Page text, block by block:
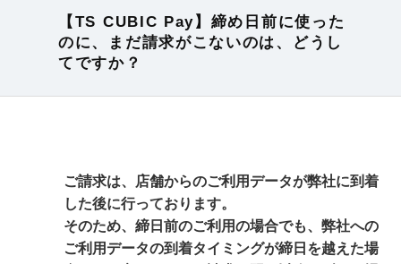
【TS CUBIC Pay】締め日前に使った
のに、まだ請求がこないのは、どうし
てですか？
ご請求は、店舗からのご利用データが弊社に到着
した後に行っております。
そのため、締日前のご利用の場合でも、弊社への
ご利用データの到着タイミングが締日を越えた場